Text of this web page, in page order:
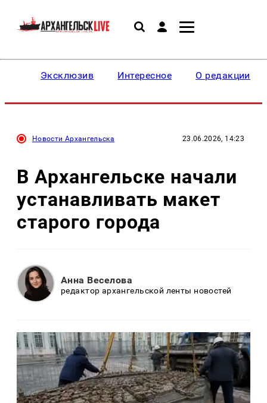
Эксклюзив Интересное О редакции
Новости Архангельска 23.06.2026, 14:23
В Архангельске начали
устанавливать макет
старого города
Анна Веселова
редактор архангельской ленты новостей